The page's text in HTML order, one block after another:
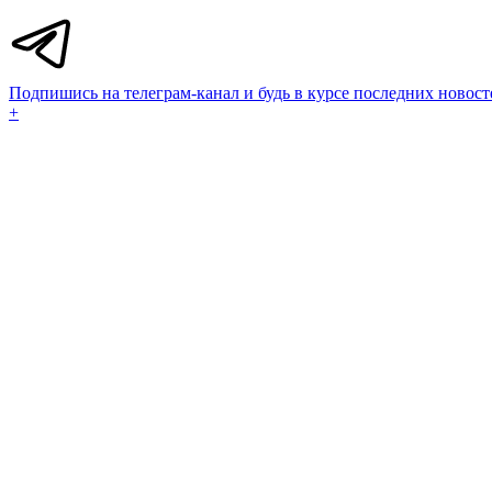
Подпишись на телеграм-канал и будь в курсе последних
+